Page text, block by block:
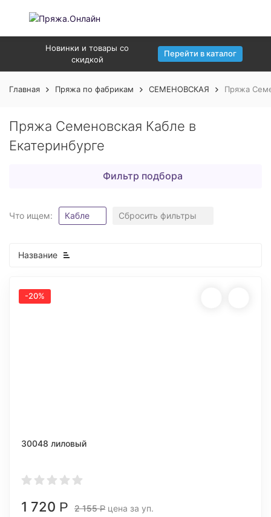
Новинки и товары со
скидкой
Перейти в каталог
Главная Пряжа по фабрикам СЕМЕНОВСКАЯ Пряжа
Пряжа Семеновская Кабле в
Екатеринбурге
Фильтр подбора
Что ищем: Кабле Сбросить фильтры
Название
-20%
30048 лиловый
1 720 Р 2 155Р цена за уп.